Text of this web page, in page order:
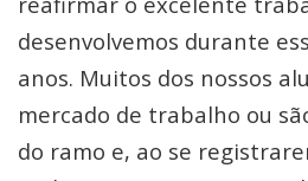
desenvolvemos durante
anos. Muitos dos nossos
mercado de trabalho ou
do ramo e, ao se